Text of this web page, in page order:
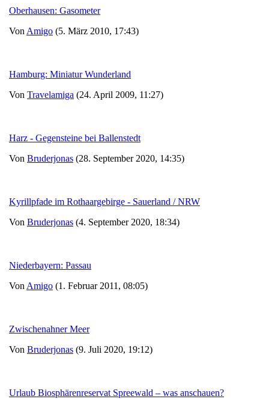
Oberhausen: Gasometer
Von Amigo (5. März 2010, 17:43)
Hamburg: Miniatur Wunderland
Von Travelamiga (24. April 2009, 11:27)
Harz - Gegensteine bei Ballenstedt
Von Bruderjonas (28. September 2020, 14:35)
Kyrillpfade im Rothaargebirge - Sauerland / NRW
Von Bruderjonas (4. September 2020, 18:34)
Niederbayern: Passau
Von Amigo (1. Februar 2011, 08:05)
Zwischenahner Meer
Von Bruderjonas (9. Juli 2020, 19:12)
Urlaub Biosphärenreservat Spreewald – was anschauen?